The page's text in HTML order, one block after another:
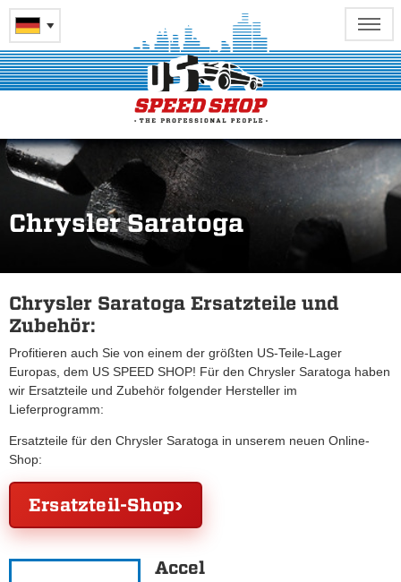
Chrysler Saratoga
Chrysler Saratoga Ersatzteile und
Zubehör:
Profitieren auch Sie von einem der größten US-Teile-Lager
Europas, dem US SPEED SHOP! Für den Chrysler Saratoga haben
wir Ersatzteile und Zubehör folgender Hersteller im
Lieferprogramm:
Ersatzteile für den Chrysler Saratoga in unserem neuen Online-
Shop:
Ersatzteil-Shop
Accel